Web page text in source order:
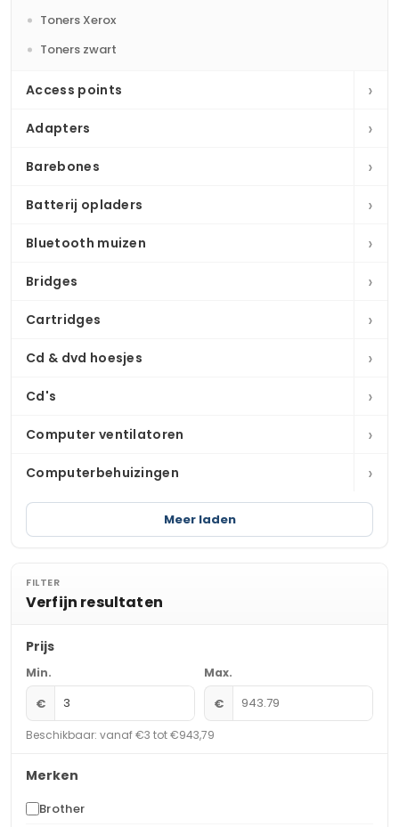
Toners Xerox
Toners zwart
Access points ›
Adapters ›
Barebones ›
Batterij opladers ›
Bluetooth muizen ›
Bridges ›
Cartridges ›
Cd & dvd hoesjes ›
Cd's ›
Computer ventilatoren ›
Computerbehuizingen ›
Meer laden
FILTER
Verfijn resultaten
Prijs
Min.
€
Max.
€
Beschikbaar: vanaf €3 tot €943,79
Merken
Brother